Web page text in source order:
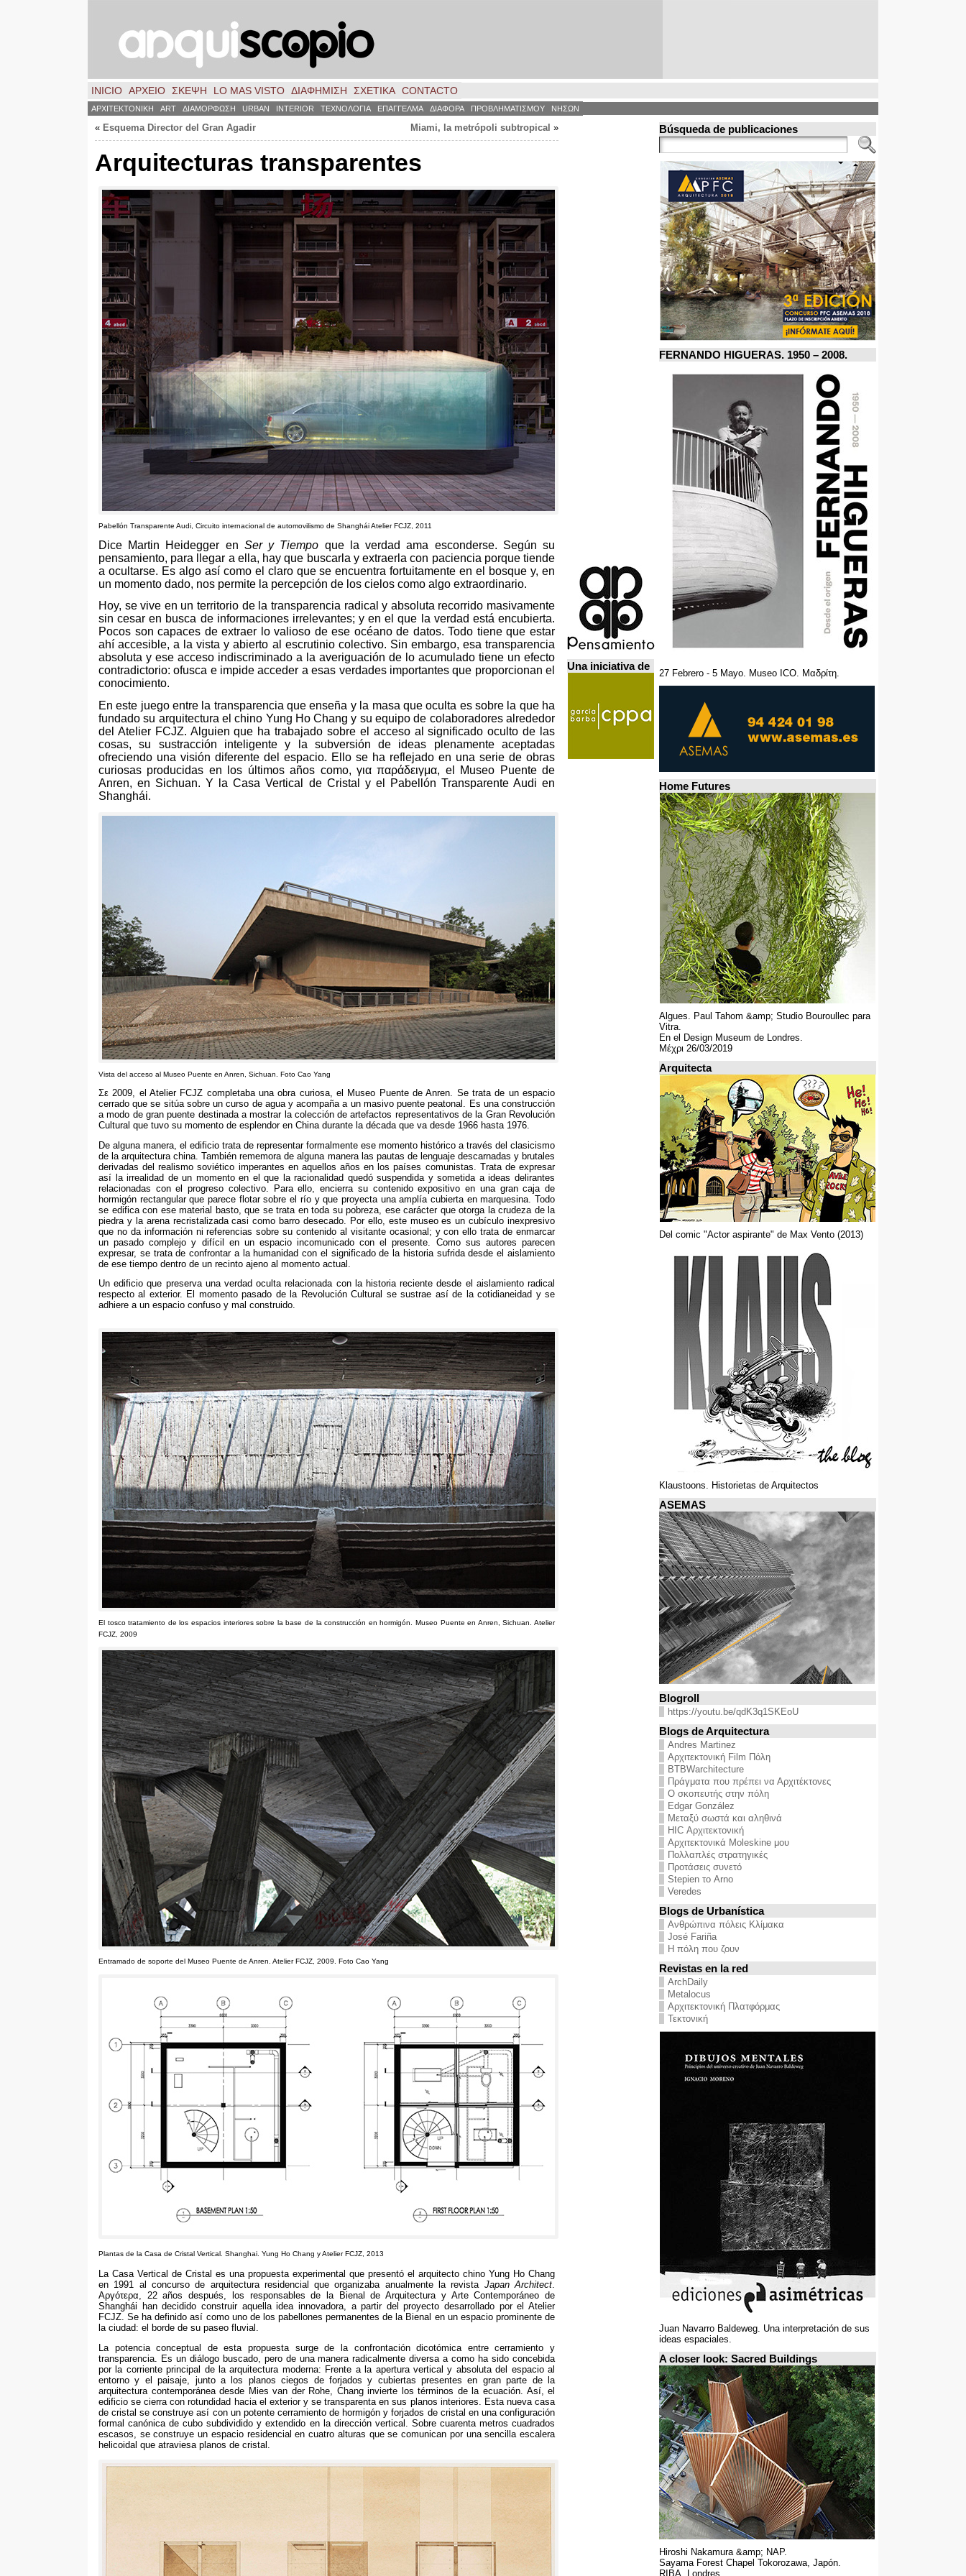
INICIO ΑΡΧΕΙΟ ΣΚΈΨΗ LO MAS VISTO ΔΙΑΦΗΜΙΣΗ ΣΧΕΤΙΚΑ CONTACTO
ΑΡΧΙΤΕΚΤΟΝΙΚΗ ART ΔΙΑΜΟΡΦΩΣΗ URBAN INTERIOR ΤΕΧΝΟΛΟΓΙΑ ΕΠΑΓΓΕΛΜΑ ΔΙΑΦΟΡΑ ΠΡΟΒΛΗΜΑΤΙΣΜΟΥ ΝΗΣΩΝ
« Esquema Director del Gran Agadir Miami, la metrópoli subtropical »
Arquitecturas transparentes
Pabellón Transparente Audi Circuito internacional de automovilismo de Shanghái Atelier FCJZ , 2011
Dice Martin Heidegger en Ser y Tiempo que la verdad ama esconderse. Según su
pensamiento, para llegar a ella, hay que buscarla y extraerla con paciencia porque tiende
a ocultarse. Es algo así como el claro que se encuentra fortuitamente en el bosque y, en
un momento dado, nos permite la percepción de los cielos como algo extraordinario.
Hoy, se vive en un territorio de la transparencia radical y absoluta recorrido masivamente
sin cesar en busca de informaciones irrelevantes;y en el que la verdad está encubierta.
Pocos son capaces de extraer lo valioso de ese océano de datos.Todo tiene que estar
ahí accesible,a la vista y abierto al escrutinio colectivo. Sin embargo, esa transparencia
absoluta y ese acceso indiscriminado a la averiguación de lo acumulado tiene un efecto
contradictorio:ofusca e impide acceder a esas verdades importantes que proporcionan el
conocimiento.
En este juego entre la transparencia que enseña y la masa que oculta es sobre la que ha
fundado su arquitectura el chino Yung Ho Chang y su equipo de colaboradores alrededor
del Atelier FCJZ. Alguien que ha trabajado sobre el acceso al significado oculto de las
cosas,su sustracción inteligente y la subversión de ideas plenamente aceptadas
ofreciendo una visión diferente del espacio. Ello se ha reflejado en una serie de obras
curiosas producidas en los últimos años como, για παράδειγμα, el Museo Puente de
Anren,en Sichuan.Y la Casa Vertical de Cristal y el Pabellón Transparente Audi en
Shanghái.
Vista del acceso al Museo Puente en Anren Sichuan Foto Cao Yang
Σε 2009, el Atelier FCJZ completaba una obra curiosa,el Museo Puente de Anren
Se trata de un espacio
cerrado que se sitúa sobre un curso de agua y acompaña a un masivo puente peatonal
Es una construcción
a modo de gran puente destinada a mostrar la colección de artefactos representativos de la Gran Revolución
Cultural que tuvo su momento de esplendor en China durante la década que va desde 1966 hasta 1976.
De alguna manera, el edificio trata de representar formalmente ese momento histórico a través del clasicismo
de la arquitectura china .También rememora de alguna manera las pautas de lenguaje descarnadas y brutales
derivadas del realismo soviético imperantes en aquellos años en los países comunistas
Trata de expresar
así la irrealidad de un momento en el que la racionalidad quedó suspendida y sometida a ideas delirantes
relacionadas con el progreso colectivo. Para ello ,encierra su contenido expositivo en una gran caja de
hormigón rectangular que parece flotar sobre el río y que proyecta una amplía cubierta en marquesina Todo
se edifica con ese material basto, que se trata en toda su pobreza ese carácter que otorga la crudeza de la
piedra y la arena recristalizada casi como barro desecado . Por ello, este museo es un cubículo inexpresivo
que no da información ni referencias sobre su contenido al visitante ocasional; y con ello trata de enmarcar
un pasado complejo y difícil en un espacio incomunicado con el presente
Como sus autores parecen
expresar, se trata de confrontar a la humanidad con el significado de la historia sufrida desde el aislamiento
de ese tiempo dentro de un recinto ajeno al momento actual
Un edificio que preserva una verdad oculta relacionada con la historia reciente desde el aislamiento radical
respecto al exterior. El momento pasado de la Revolución Cultural se sustrae así de la cotidianeidad y se
adhiere a un espacio confuso y mal construido.
El tosco tratamiento de los espacios interiores sobre la base de la construcción en hormigón. Museo Puente en Anren,Sichuan.Atelier
FCJZ, 2009
Entramado de soporte del Museo Puente de Anren. Atelier FCJZ, 2009. Foto Cao Yang
Plantas de la Casa de Cristal Vertical Shanghai Yung Ho Chang y Atelier FCJZ , 2013
La Casa Vertical de Cristal es una propuesta experimental que presentó el arquitecto chino Yung Ho Chang
en 1991 al concurso de arquitectura residencial que organizaba anualmente la revista Japan Architect
Αργότερα, 22años después
los responsables de la Bienal de Arquitectura y Arte Contemporáneo de
Shanghái han decidido construir aquella idea innovadora, a partir del proyecto desarrollado por el Atelier
FCJZ .Se ha definido así como uno de los pabellones permanentes de la Bienal en un espacio prominente de
la ciudad: el borde de su paseo fluvial
La potencia conceptual de esta propuesta surge de la confrontación dicotómica entre cerramiento y
transparencia
Es un diálogo buscado, pero de una manera radicalmente diversa a como ha sido concebida
por la corriente principal de la arquitectura moderna: Frente a la apertura vertical y absoluta del espacio al
entorno y el paisaje
junto a los planos ciegos de forjados y cubiertas presentes en gran parte de la
arquitectura contemporánea desde Mies van der Rohe
Chang invierte los términos de la ecuación. Así,el
edificio se cierra con rotundidad hacia el exterior y se transparenta en sus planos interiores
Esta nueva casa
de cristal se construye así con un potente cerramiento de hormigón y forjados de cristal en una configuración
formal canónica de cubo subdividido y extendido en la dirección vertical
Sobre cuarenta metros cuadrados
escasos
se construye un espacio residencial en cuatro alturas que se comunican por una sencilla escalera
helicoidal que atraviesa planos de cristal
Una iniciativa de
Búsqueda de publicaciones
FERNANDO HIGUERAS. 1950 – 2008.
27 Febrero - 5 Mayo. Museo ICO. Μαδρίτη.
Home Futures
Algues. Paul Tahom &amp; Studio Bouroullec para
Vitra.
En el Design Museum de Londres.
Μέχρι 26/03/2019
Arquitecta
Del comic "Actor aspirante" de Max Vento (2013)
Klaustoons. Historietas de Arquitectos
ASEMAS
Blogroll
https://youtu.be/qdK3q1SKEoU
Blogs de Arquitectura
Andres Martinez
Αρχιτεκτονική Film Πόλη
BTBWarchitecture
Πράγματα που πρέπει να Αρχιτέκτονες
Ο σκοπευτής στην πόλη
Edgar González
Μεταξύ σωστά και αληθινά
HIC Αρχιτεκτονική
Αρχιτεκτονικά Moleskine μου
Πολλαπλές στρατηγικές
Προτάσεις συνετό
Stepien το Arno
Veredes
Blogs de Urbanística
Ανθρώπινα πόλεις Κλίμακα
José Fariña
Η πόλη που ζουν
Revistas en la red
ArchDaily
Metalocus
Αρχιτεκτονική Πλατφόρμας
Τεκτονική
Juan Navarro Baldeweg. Una interpretación de sus
ideas espaciales.
A closer look: Sacred Buildings
Hiroshi Nakamura &amp; NAP.
Sayama Forest Chapel Tokorozawa, Japón.
RIBA, Londres.